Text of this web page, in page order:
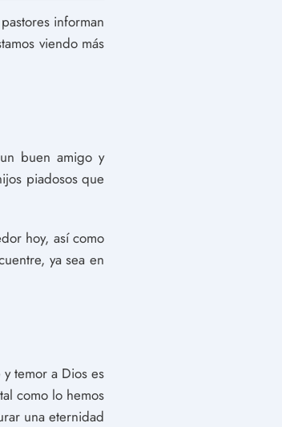
informan
viendo más
buen amigo y
piadosos que
hoy, así como
ya sea en
temor a Dios es
como lo hemos
una eternidad